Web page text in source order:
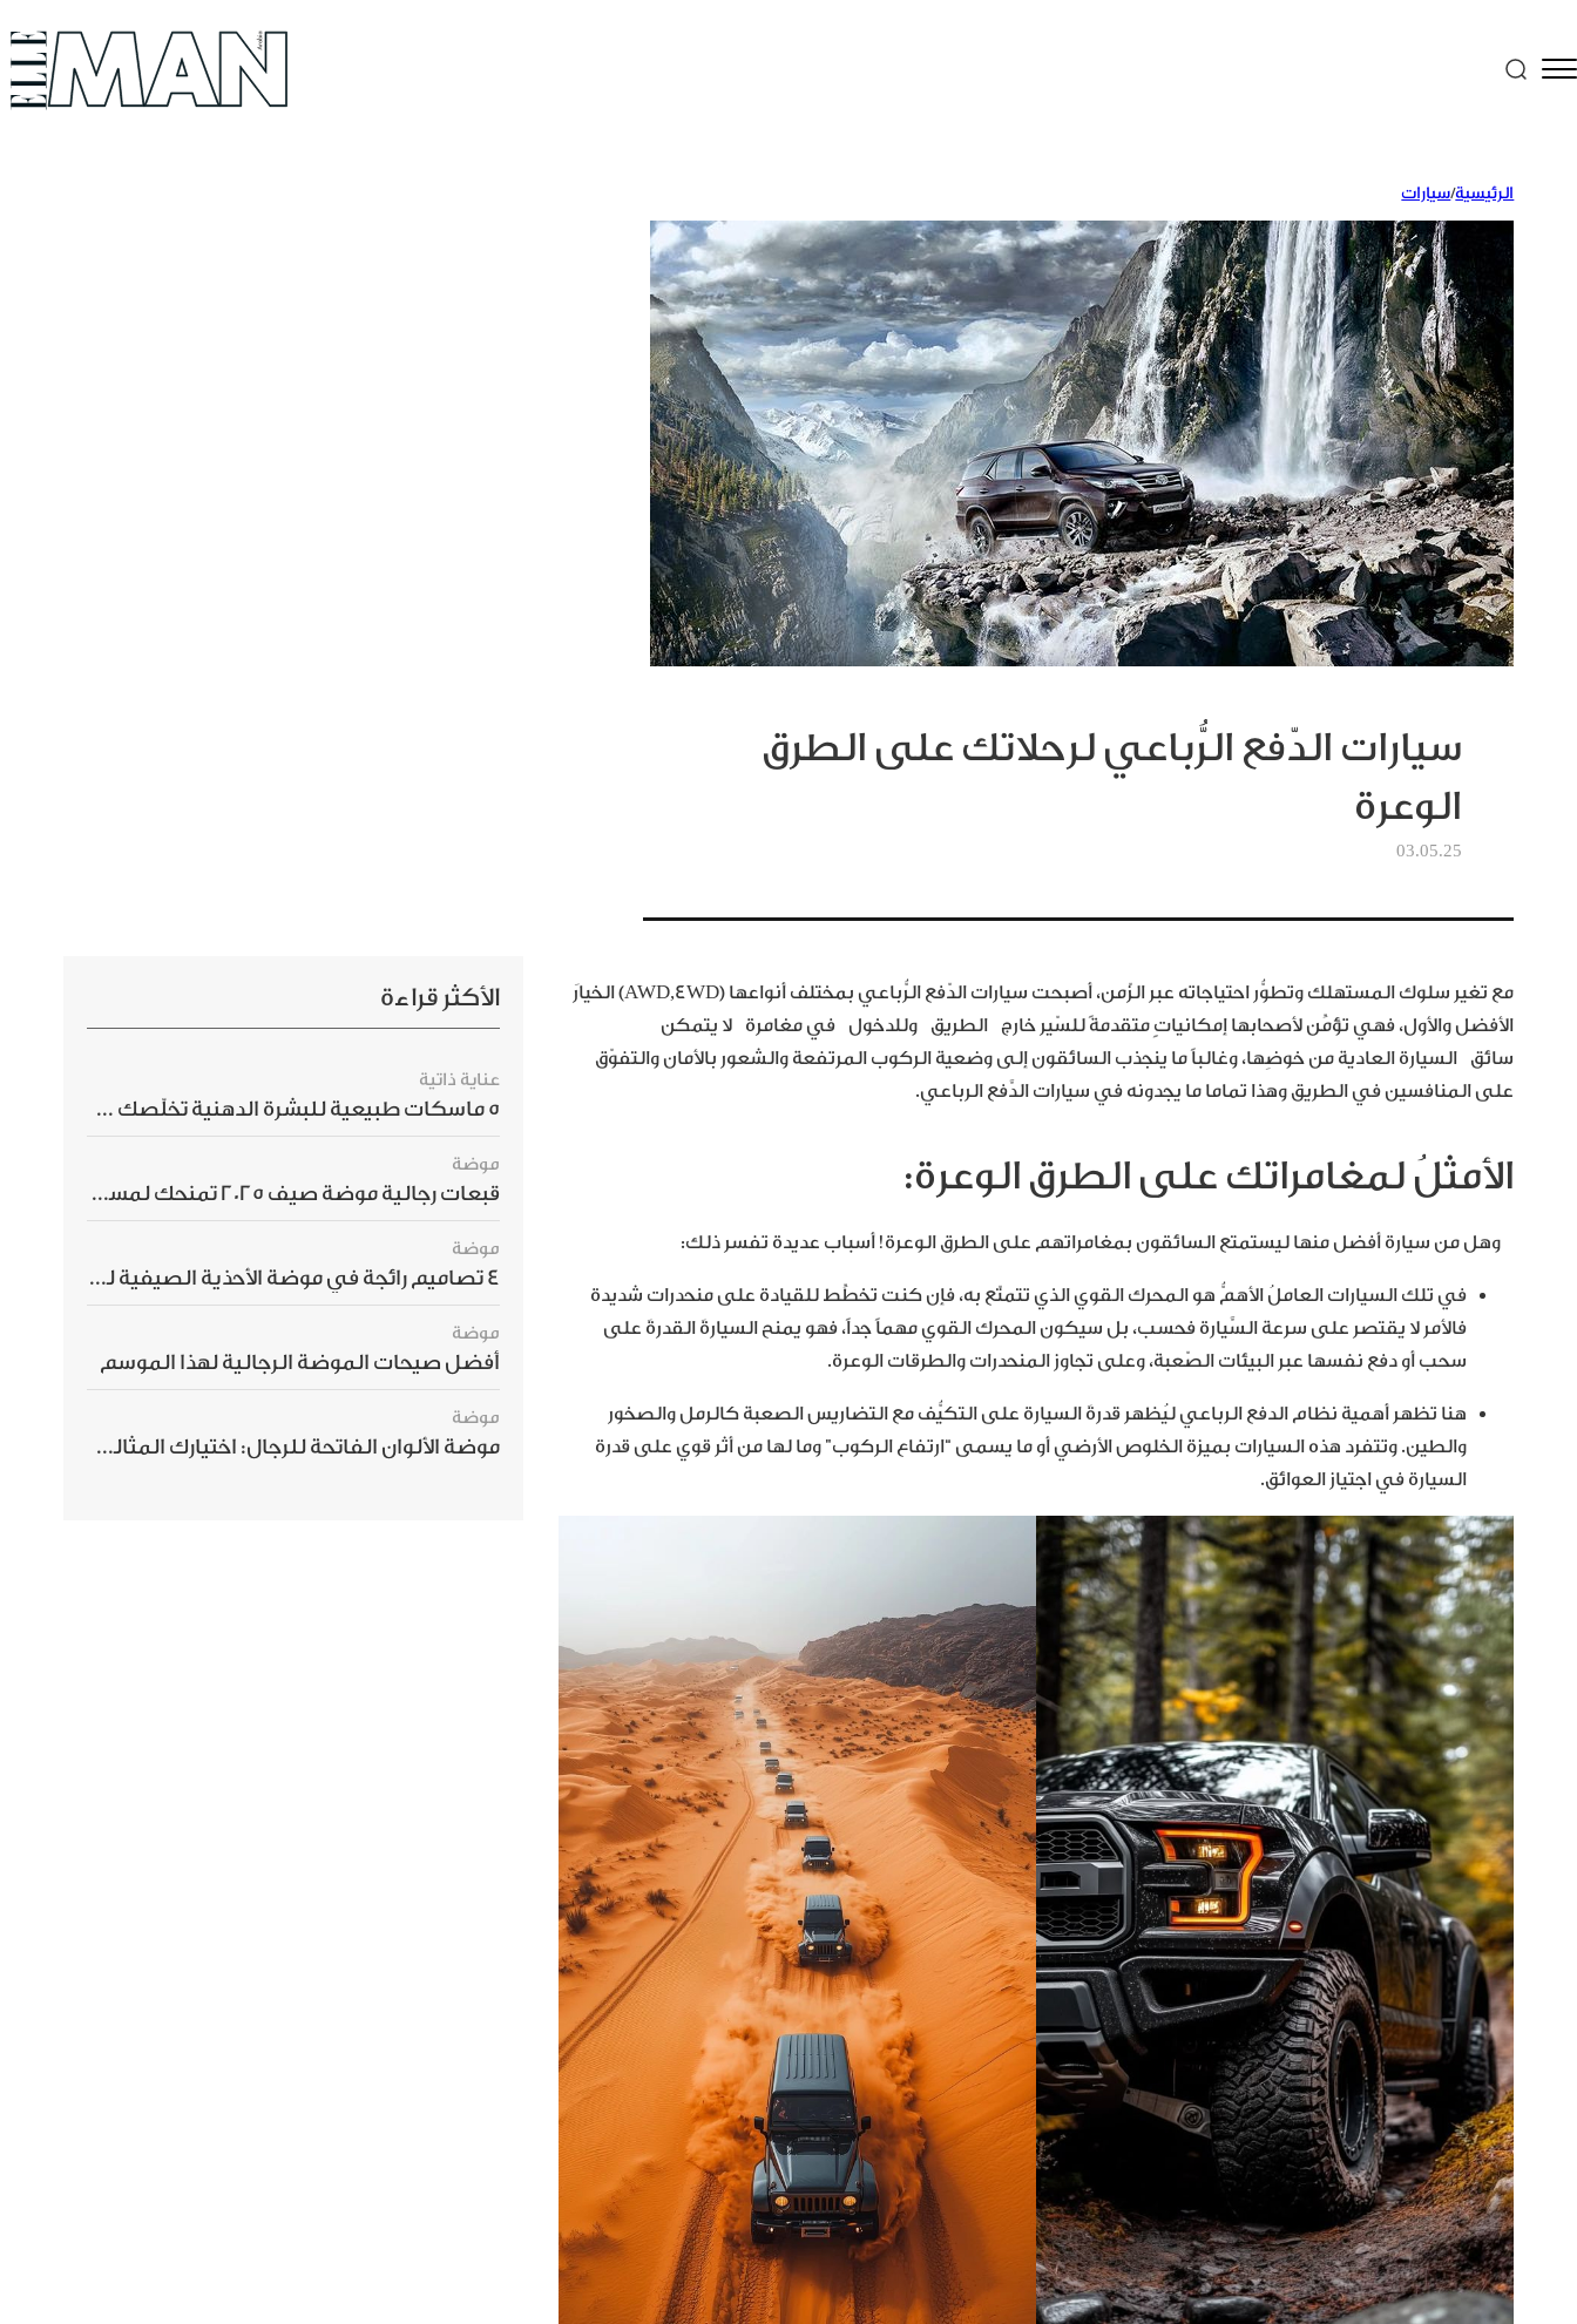
الرئيسية/سيارات
سيارات الدّفع الرُّباعي لرحلاتك على الطرق
الوعرة
03.05.25
مع تغير سلوك المستهلك وتطوُّر احتياجاته عبر الزّمن، أصبحت سيارات الدّفع الرُّباعي بمختلف أنواعها (AWD,4WD) الخيارَ
الأفضل والأول، فهي تؤمِّن لأصحابها إمكانياتٍ متقدمةً للسّير خارج الطريق وللدخول في مغامرة لا يتمكن
سائق السيارة العادية من خوضِها، وغالباً ما ينجذب السائقون إلى وضعية الركوب المرتفعة والشعور بالأمان والتفوّق
على المنافسين في الطريق وهذا تماما ما يجدونه في سيارات الدَّفع الرباعي.
الأمثلُ لمغامراتك على الطرق الوعرة:
وهل من سيارة أفضل منها ليستمتع السائقون بمغامراتهم على الطرق الوعرة! أسباب عديدة تفسر ذلك:
في تلك السيارات العاملُ الأهمُّ هو المحرك القوي الذي تتمتّع به، فإن كنت تخطِّط للقيادة على منحدرات شديدة
فالأمر لا يقتصر على سرعة السَّيارة فحسب، بل سيكون المحرك القوي مهماً جداً، فهو يمنح السيارةَ القدرةَ على
سحب أو دفع نفسها عبر البيئات الصّعبة، وعلى تجاوز المنحدرات والطرقات الوعرة.
هنا تظهر أهمية نظام الدفع الرباعي ليُظهر قدرةَ السيارة على التكيُّف مع التضاريس الصعبة كالرمل والصخور
والطين. وتتفرد هذه السيارات بميزة الخلوص الأرضي أو ما يسمى “ارتفاع الركوب” وما لها من أثر قوي على قدرة
السيارة في اجتياز العوائق.
الأكثر قراءة
عناية ذاتية
5 ماسكات طبيعية للبشرة الدهنية تخلّصك من الحبوب بسرعة
موضة
قبعات رجالية موضة صيف 2025 تمنحك لمسة أناقة استثنائية
موضة
4 تصاميم رائجة في موضة الأحذية الصيفية للرجال هذا الموسم
موضة
أفضل صيحات الموضة الرجالية لهذا الموسم
موضة
موضة الألوان الفاتحة للرجال: اختيارك المثالي لإطلالة صيفية مبهرة